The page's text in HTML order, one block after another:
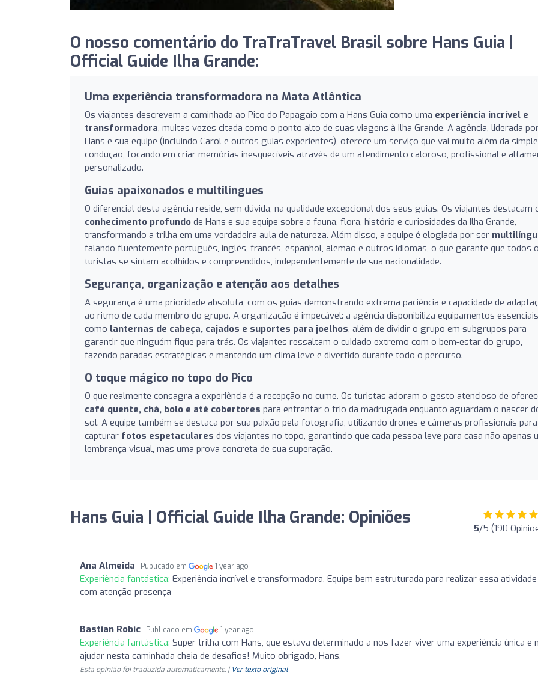
O nosso comentário do TraTraTravel Brasil sobre Hans Guia |
Official Guide Ilha Grande:
Uma experiência transformadora na Mata Atlântica
Os viajantes descrevem a caminhada ao Pico do Papagaio com a Hans Guia como uma experiência incrível e
transformadora, muitas vezes citada como o ponto alto de suas viagens à Ilha Grande. A agência, liderada
Hans e sua equipe (incluindo Carol e outros guias experientes), oferece um serviço que vai muito além da
condução, focando em criar memórias inesquecíveis através de um atendimento caloroso, profissional e
personalizado.
Guias apaixonados e multilíngues
O diferencial desta agência reside, sem dúvida, na qualidade excepcional dos seus guias. Os viajantes destacam
conhecimento profundo de Hans e sua equipe sobre a fauna, flora, história e curiosidades da Ilha Grande,
transformando a trilha em uma verdadeira aula de natureza. Além disso, a equipe é elogiada por ser
falando fluentemente português, inglês, francês, espanhol, alemão e outros idiomas, o que garante que todos
turistas se sintam acolhidos e compreendidos, independentemente de sua nacionalidade.
Segurança, organização e atenção aos detalhes
A segurança é uma prioridade absoluta, com os guias demonstrando extrema paciência e capacidade de
ao ritmo de cada membro do grupo. A organização é impecável: a agência disponibiliza equipamentos essenciais
como lanternas de cabeça, cajados e suportes para joelhos, além de dividir o grupo em subgrupos para
garantir que ninguém fique para trás. Os viajantes ressaltam o cuidado extremo com o bem-estar do grupo,
fazendo paradas estratégicas e mantendo um clima leve e divertido durante todo o percurso.
O toque mágico no topo do Pico
O que realmente consagra a experiência é a recepção no cume. Os turistas adoram o gesto atencioso de
café quente, chá, bolo e até cobertores para enfrentar o frio da madrugada enquanto aguardam o nascer
sol. A equipe também se destaca por sua paixão pela fotografia, utilizando drones e câmeras profissionais para
capturar fotos espetaculares dos viajantes no topo, garantindo que cada pessoa leve para casa não apenas
lembrança visual, mas uma prova concreta de sua superação.
Hans Guia | Official Guide Ilha Grande: Opiniões 5/5 (190
Ana Almeida Publicado em 1 year ago
Experiência fantástica: Experiência incrível e transformadora. Equipe bem estruturada para realizar essa atividade
com atenção presença
Bastian Robic Publicado em 1 year ago
Experiência fantástica: Super trilha com Hans, que estava determinado a nos fazer viver uma experiência única e
ajudar nesta caminhada cheia de desafios! Muito obrigado, Hans.
Esta opinião foi traduzida automaticamente. | Ver texto original